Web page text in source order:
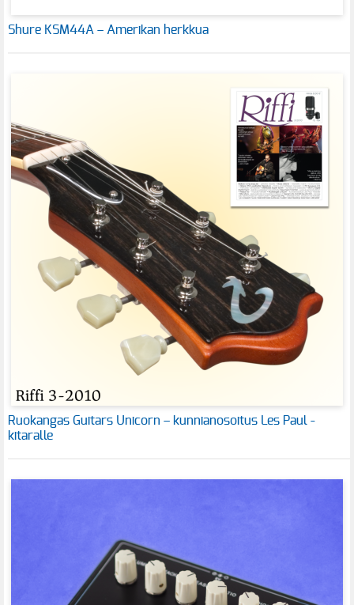
Shure KSM44A – Amerikan herkkua
Ruokangas Guitars Unicorn – kunnianosoitus Les Paul -
kitaralle